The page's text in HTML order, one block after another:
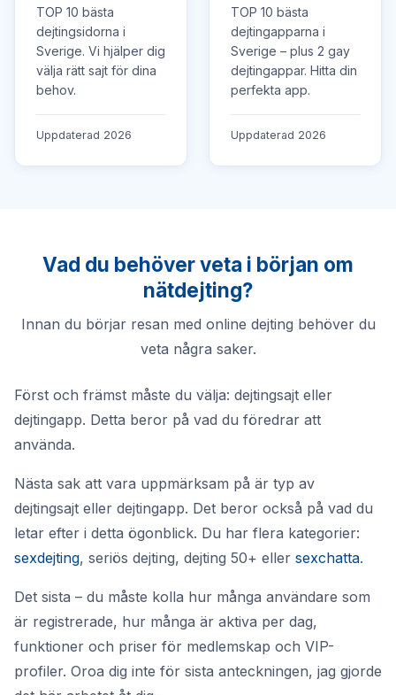
TOP 10 bästa
dejtingsidorna i
Sverige. Vi hjälper dig
välja rätt sajt för dina
behov.
Uppdaterad 2026
TOP 10 bästa
dejtingapparna i
Sverige – plus 2 gay
dejtingappar. Hitta din
perfekta app.
Uppdaterad 2026
Vad du behöver veta i början om
nätdejting?
Innan du börjar resan med online dejting behöver du
veta några saker.
Först och främst måste du välja: dejtingsajt eller
dejtingapp. Detta beror på vad du föredrar att
använda.
Nästa sak att vara uppmärksam på är typ av
dejtingsajt eller dejtingapp. Det beror också på vad du
letar efter i detta ögonblick. Du har flera kategorier:
sexdejting, seriös dejting, dejting 50+ eller sexchatta.
Det sista – du måste kolla hur många användare som
är registrerade, hur många är aktiva per dag,
funktioner och priser för medlemskap och VIP-
profiler. Oroa dig inte för sista anteckningen, jag gjorde